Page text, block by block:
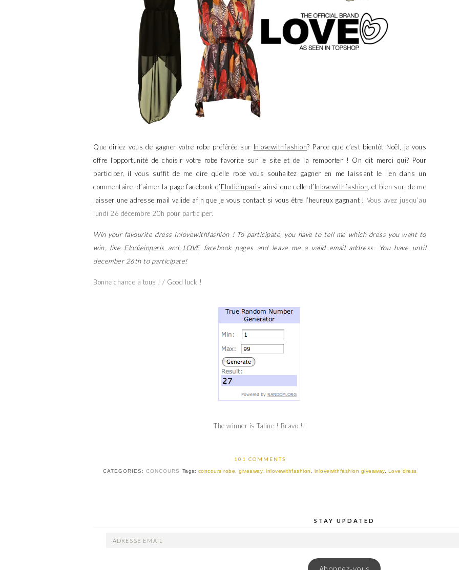
Que diriez vous de gagner votre robe préférée sur Inlovewithfashion? Parce que c’est bientôt Noël, je vous
offre l’opportunité de choisir votre robe favorite sur le site et de la remporter ! On dit merci qui? Pour
participer, il vous suffit de me dire quelle robe vous souhaitez gagner en me laissant le lien dans un
commentaire, d’aimer la page facebook d’Elodieinparis ainsi que celle d’Inlovewithfashion , et bien sur, de me
laisser une adresse mail valide afin que je vous contact si vous être l’heureux gagnant ! Vous avez jusqu’au
lundi 26 décembre 20h pour participer.
Win your favourite dress Inlovewithfashion ! To participate, you have to tell me which dress you want to
win, like Elodieinparis and LOVEfacebook pages and leave me a valid email address. You have until
december 26th to participate!
Bonne chance à tous ! / Good luck !
The winner is Taline ! Bravo !!
101 COMMENTS
CATEGORIES: CONCOURS Tags: concours robe giveaway, inlovewithfashion inlovewithfashion giveaway, Love dress
STAY UPDATED
ADRESSE